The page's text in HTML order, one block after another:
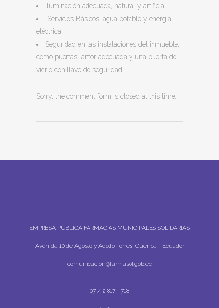
Iluminación adecuada, natural y artificial.
Servicios Básicos: agua potable y energía
eléctrica.
Seguridad en las instalaciones del inmueble,
como puertas lanfor adecuada y una puerta de
vidrio con llave de seguridad.
Sorry, the comment form is closed at this time.
EMPRESA PUBLICA FARMACIAS MUNICIPALES SOLIDARIAS
Avenida 10 de Agosto y Adolfo Torres, Cuenca - Ecuador
comunicacion@farmasol.gob.ec
07 / 2 817 - 718